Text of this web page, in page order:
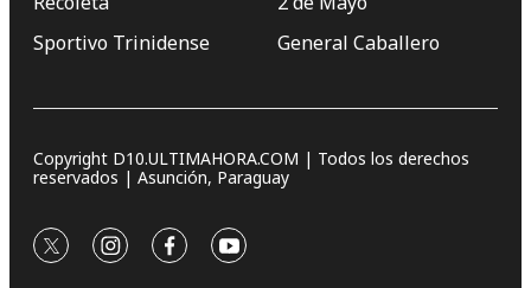
Sportivo Trinidense
General Caballero
Copyright D10.ULTIMAHORA.COM | Todos los derechos
reservados | Asunción, Paraguay
twitterinstagram
facebookyoutube